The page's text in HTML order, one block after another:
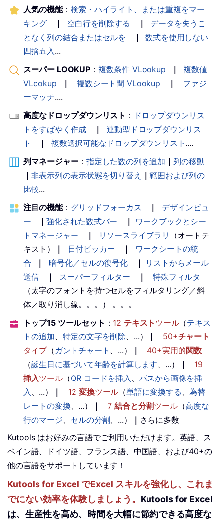
人気の機能： 検索・ハイライト、または重複をマー
キング
｜ 空白行を削除する ｜
データを失うこ
となく列の結合またはセルを
｜
数式を使用しない
四捨五入...
スーパー LOOKUP ： 複数条件 VLookup ｜
複数値
VLookup
｜ 複数シート間 VLookup ｜
ファジ
ーマッチ....
高度なドロップダウンリスト ： ドロップダウンリス
トをすばやく作成
｜
連動型ドロップダウンリス
ト
｜ 複数選択可能なドロップダウンリスト ....
列マネージャー ： 指定した数の列を追加 ｜ 列の移動
｜ 非表示列の表示状態を切り替え ｜ 範囲および列の
比較...
注目の機能： グリッドフォーカス ｜
デザインビュ
ー
｜ 強化された数式バー ｜
ワークブックとシー
トマネージャー
｜ リソースライブラリ
（オートテ
キスト）
｜ 日付ピッカー ｜
ワークシートの統
合
｜ 暗号化／セルの復号化 ｜
リストからメール
送信
｜ スーパーフィルター ｜
特殊フィルタ
（太字のフォントを持つセルをフィルタリング／斜
体／取り消し線。。。） 。。。
トップ15 ツールセット ： 12 テキスト ツール （テキス
トの追加、 特定の文字を削除、...） ｜ 50+チャート
タイプ（ ガントチャート 、...） ｜ 40+実用的関数
（誕生日に基づいて年齢を計算します、...） ｜
19
挿入ツール （QR コードを挿入 、 パスから画像を挿
入 、...） ｜ 12 変換ツール （単語に変換する 、 為替
レートの変換、...） ｜ 7 結合と分割ツール （高度な
行のマージ、 セルの分割、...） ｜ さらに多数
Kutools はお好みの言語でご利用いただけます。英語、ス
ペイン語、ドイツ語、フランス語、中国語、および40+の
他の言語をサポートしています！
Kutools for Excel でExcel スキルを強化し、これま
でにない効率を体験しましょう。 Kutools for Excel
は、生産性を高め、時間を大幅に節約できる高度な